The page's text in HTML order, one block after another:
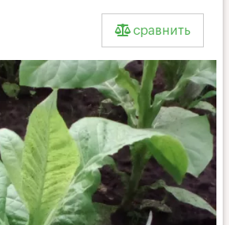
сравнить